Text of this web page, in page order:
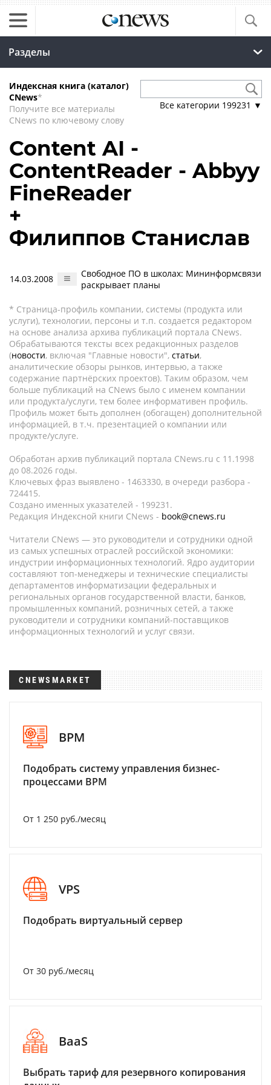
Разделы
Индексная книга (каталог)
CNews*
Получите все материалы
CNews по ключевому слову
Все категории 199231 ▼
Content AI -
ContentReader - Abbyy
FineReader
+
Филиппов Станислав
14.03.2008
Свободное ПО в школах: Мининформсвязи
раскрывает планы
* Страница-профиль компании, системы (продукта или
услуги), технологии, персоны и т.п. создается редактором
на основе анализа архива публикаций портала CNews.
Обрабатываются тексты всех редакционных разделов
(новости, включая "Главные новости", статьи,
аналитические обзоры рынков, интервью, а также
содержание партнёрских проектов). Таким образом, чем
больше публикаций на CNews было с именем компании
или продукта/услуги, тем более информативен профиль.
Профиль может быть дополнен (обогащен) дополнительной
информацией, в т.ч. презентацией о компании или
продукте/услуге.
Обработан архив публикаций портала CNews.ru c 11.1998
до 08.2026 годы.
Ключевых фраз выявлено - 1463330, в очереди разбора -
724415.
Создано именных указателей - 199231.
Редакция Индексной книги CNews - book@cnews.ru
Читатели CNews — это руководители и сотрудники одной
из самых успешных отраслей российской экономики:
индустрии информационных технологий. Ядро аудитории
составляют топ-менеджеры и технические специалисты
департаментов информатизации федеральных и
региональных органов государственной власти, банков,
промышленных компаний, розничных сетей, а также
руководители и сотрудники компаний-поставщиков
информационных технологий и услуг связи.
CNEWSMARKET
BPM
Подобрать систему управления бизнес-
процессами BPM
От 1 250 руб./месяц
VPS
Подобрать виртуальный сервер
От 30 руб./месяц
BaaS
Выбрать тариф для резервного копирования